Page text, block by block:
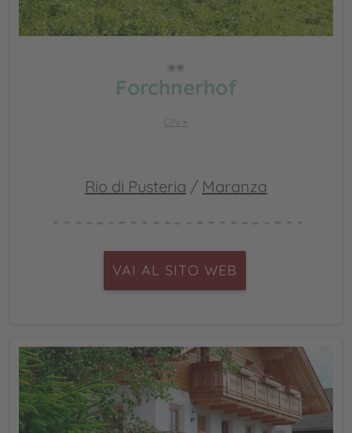
Forchnerhof
CIN +
Rio di Pusteria / Maranza
VAI AL SITO WEB